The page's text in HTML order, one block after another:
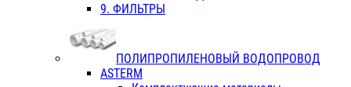
9. ФИЛЬТРЫ
ПОЛИПРОПИЛЕНОВЫЙ ВОДОПРОВОД
ASTERM